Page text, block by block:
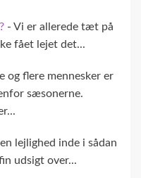
- Vi er allerede tæt på
fået lejet det...
og flere mennesker er
sæsonerne.
lejlighed inde i sådan
udsigt over...